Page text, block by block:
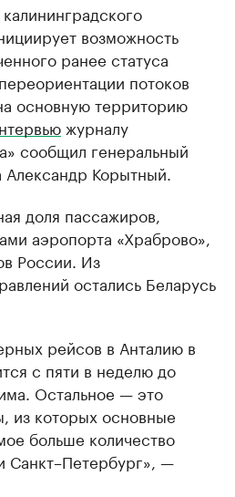
возможность
ранее статуса
потоков
основную территорию
журналу
сообщил генеральный
Александр Корытный.
доля пассажиров,
аэропорта «Храброво»,
России. Из
остались Беларусь
рейсов в Анталию в
с пяти в неделю до
Остальное — это
из которых основные
больше количество
Санкт–Петербург», —